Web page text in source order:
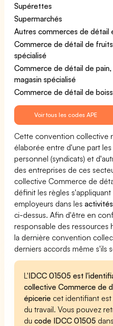
Supérettes
Supermarchés
Autres commerces de détail
Commerce de détail de
spécialisé
Commerce de détail de
magasin spécialisé
Commerce de détail de
Voir tous les codes APE
Cette convention collective
élaborée entre d'une part
personnel (syndicats) et
des entreprises de ces
collective Commerce de
définit les règles
employeurs dans les
ci-dessus. Afin d'être en
responsable des ressources
la dernière convention
derniers accords même s'ils
L'IDCC 01505 est
collective Commerce de
épicerie cet identifiant est
du travail. Vous pouvez
ducode IDCC 01505